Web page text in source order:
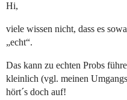
Hi,
viele wissen nicht, dass es
„echt“.
Das kann zu echten Probs
kleinlich (vgl. meinen
hört´s doch auf!